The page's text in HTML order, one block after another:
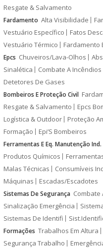
Resgate & Salvamento
Fardamento Alta Visibilidade
Vestuário Específico
Fatos
Vestuário Térmico
Fardamento
Epcs Chuveiros/Lava-Olhos
Sinalética
Combate A Incêndios
Detetores De Gases
Bombeiros E Proteção Civil
Resgate & Salvamento
Epcs
Logística & Outdoor
Proteção
Formação
Epi’S Bombeiros
Ferramentas E Eq. Manutenção Ind.
Produtos Químicos
Malas Técnicas
Consumíveis
Máquinas
Escadas/Escadotes
Sistemas De Segurança Combate
Sinalização Emergência
Sistemas De Identifi
Formações Trabalhos Em Altura
Segurança Trabalho